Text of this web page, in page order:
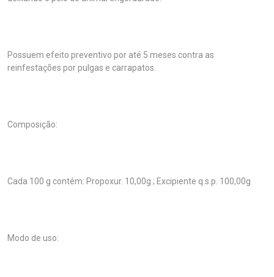
Possuem efeito preventivo por até 5 meses contra as
reinfestações por pulgas e carrapatos.
Composição:
Cada 100 g contém: Propoxur. 10,00g ; Excipiente q.s.p. 100,00g
Modo de uso: